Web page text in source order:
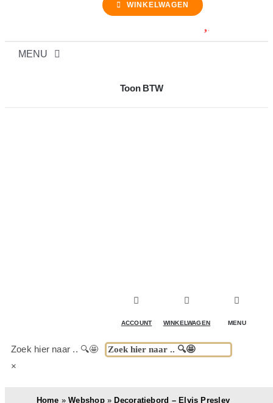
WINKELWAGEN
MENU
Toon BTW
ACCOUNT WINKELWAGEN MENU
Zoek hier naar .. 🔍🤩
×
Home »Webshop» Decoratiebord – Elvis Presley